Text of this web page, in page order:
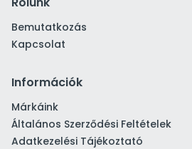
Bemutatkozás
Kapcsolat
Információk
Márkáink
Általános Szerződési Feltételek
Adatkezelési Tájékoztató